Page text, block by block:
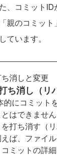
、コミットID
親のコミット
ています。
消しと変更
ち消し（リ
にコミット
はできませ
打ち消す（
ば、ファイ
ミットの詳